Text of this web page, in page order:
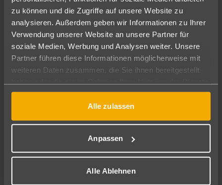
zu können und die Zugriffe auf unsere Website zu
analysieren. Außerdem geben wir Informationen zu Ihrer
Verwendung unserer Website an unsere Partner für
soziale Medien, Werbung und Analysen weiter. Unsere
Partner führen diese Informationen möglicherweise mit
weiteren Daten zusammen, die Sie ihnen bereitgestellt
gesammelt haben.
Alle zulassen
Anpassen
Alle Ablehnen
TELEFON
STRASSE